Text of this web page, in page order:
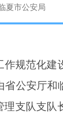
夏市公安局
作规范化
省公安厅和
理支队支